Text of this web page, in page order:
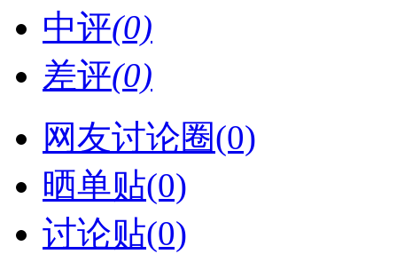
中评(0)
差评(0)
网友讨论圈(0)
晒单贴(0)
讨论贴(0)